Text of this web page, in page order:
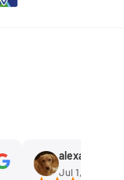
alexandra
Jul 1, 2023